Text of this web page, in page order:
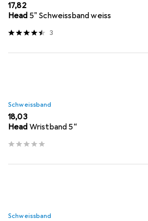
EUR
17,82
Head 5" Schweissband weiss
3
Schweissband
EUR
18,03
Head Wristband 5“
Schweissband